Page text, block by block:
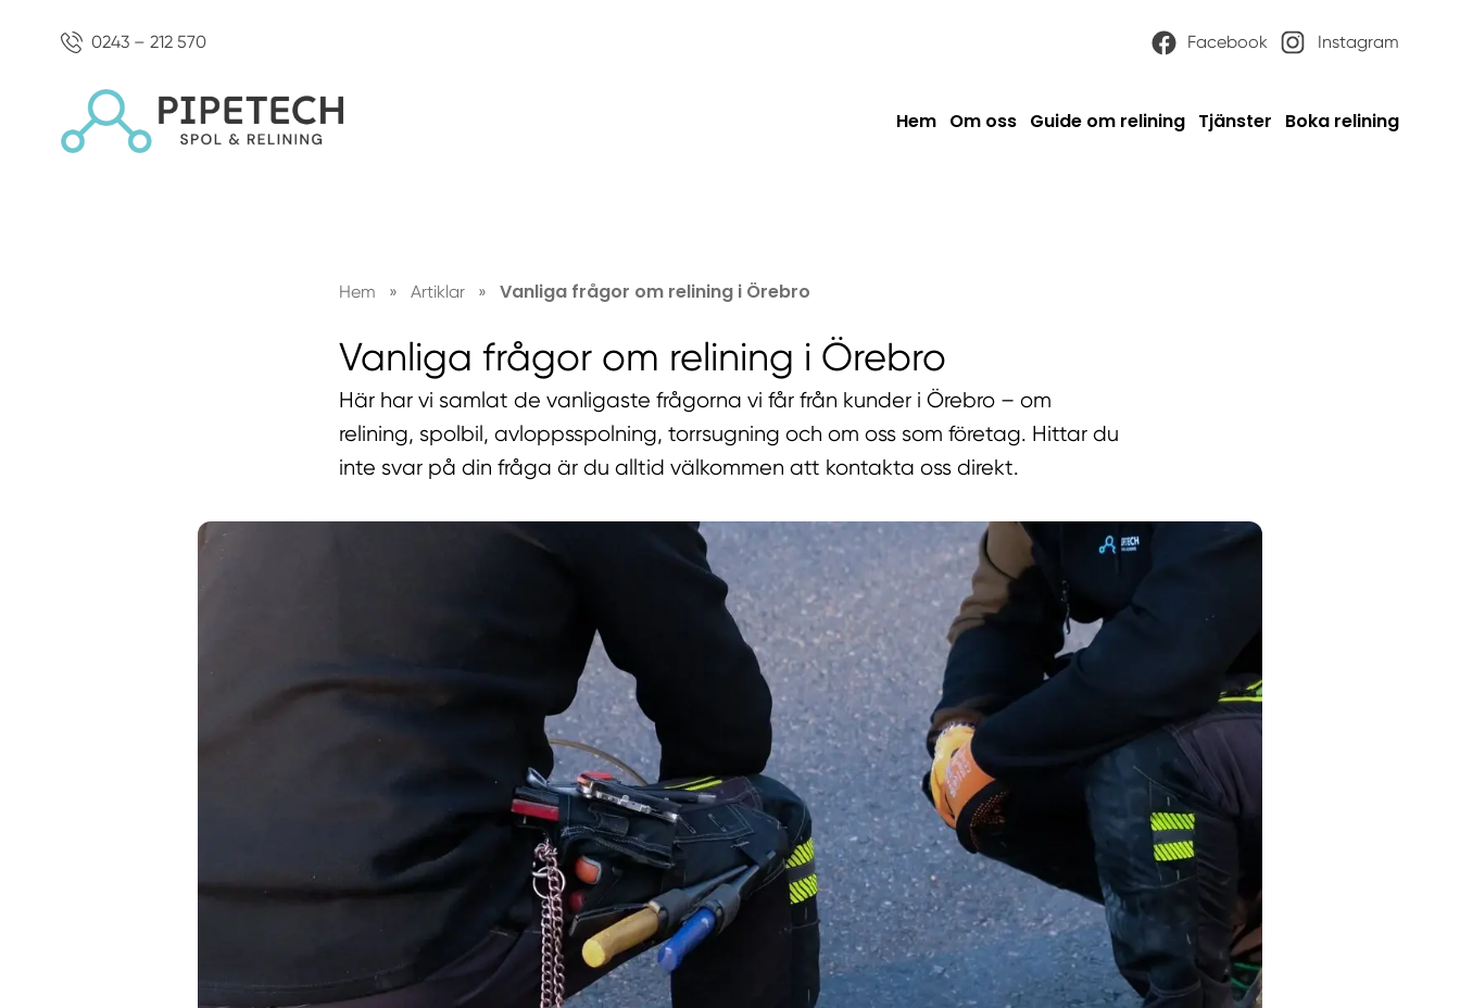
0243 – 212 570 Facebook Instagram
Hem Om oss Guide om relining Tjänster Boka relining
Hem » Artiklar » Vanliga frågor om relining i Örebro
Vanliga frågor om relining i Örebro
Här har vi samlat de vanligaste frågorna vi får från kunder i Örebro – om
relining, spolbil, avloppsspolning, torrsugning och om oss som företag. Hittar du
inte svar på din fråga är du alltid välkommen att kontakta oss direkt.